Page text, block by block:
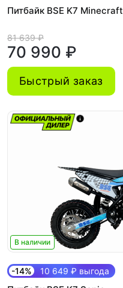
Питбайк BSE K7 Minecraft
81 639 ₽
70 990 ₽
Быстрый заказ
В наличии
-14% 10 649 ₽ выгода